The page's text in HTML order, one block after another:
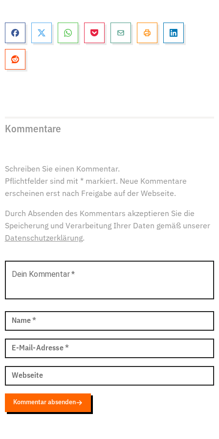
Kommentare
Schreiben Sie einen Kommentar.
Pflichtfelder sind mit * markiert. Neue Kommentare
erscheinen erst nach Freigabe auf der Webseite.
Durch Absenden des Kommentars akzeptieren Sie die
Speicherung und Verarbeitung Ihrer Daten gemäß unserer
Datenschutzerklärung.
Dein Kommentar*
Name *
E-Mail-Adresse *
Webseite
Kommentar absenden